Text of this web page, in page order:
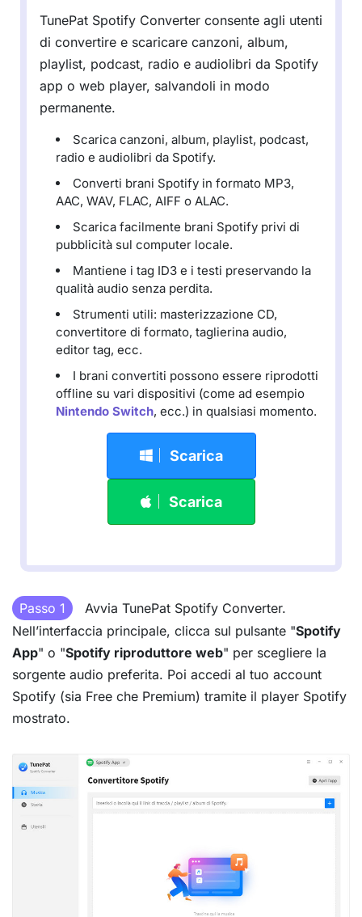
TunePat Spotify Converter consente agli utenti
di convertire e scaricare canzoni, album,
playlist, podcast, radio e audiolibri da Spotify
app o web player, salvandoli in modo
permanente.
Scarica canzoni, album, playlist, podcast,
radio e audiolibri da Spotify.
Converti brani Spotify in formato MP3,
AAC, WAV, FLAC, AIFF o ALAC.
Scarica facilmente brani Spotify privi di
pubblicità sul computer locale.
Mantiene i tag ID3 e i testi preservando la
qualità audio senza perdita.
Strumenti utili: masterizzazione CD,
convertitore di formato, taglierina audio,
editor tag, ecc.
I brani convertiti possono essere riprodotti
offline su vari dispositivi (come ad esempio
Nintendo Switch, ecc.) in qualsiasi momento.
Scarica
Scarica
Passo 1
Avvia TunePat Spotify Converter.
Nell’interfaccia principale, clicca sul pulsante "Spotify
App" o "Spotify riproduttore web" per scegliere la
sorgente audio preferita. Poi accedi al tuo account
Spotify (sia Free che Premium) tramite il player Spotify
mostrato.